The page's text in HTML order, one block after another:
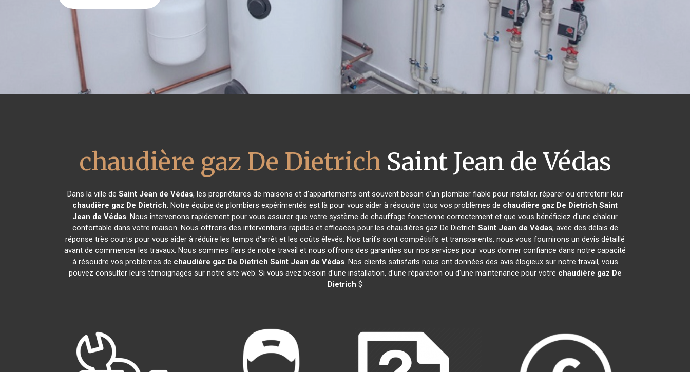
chaudière gaz De Dietrich Saint Jean de Védas
Dans la ville de Saint Jean de Védas, les propriétaires de maisons et d'appartements ont souvent besoin d'un plombier fiable pour installer, réparer ou entretenir leur
chaudière gaz De Dietrich. Notre équipe de plombiers expérimentés est là pour vous aider à résoudre tous vos problèmes de chaudière gaz De Dietrich Saint
Jean de Védas. Nous intervenons rapidement pour vous assurer que votre système de chauffage fonctionne correctement et que vous bénéficiez d'une chaleur
confortable dans votre maison. Nous offrons des interventions rapides et efficaces pour les chaudières gaz De Dietrich Saint Jean de Védas, avec des délais de
réponse très courts pour vous aider à réduire les temps d'arrêt et les coûts élevés. Nos tarifs sont compétitifs et transparents, nous vous fournirons un devis détaillé
avant de commencer les travaux. Nous sommes fiers de notre travail et nous offrons des garanties sur nos services pour vous donner confiance dans notre capacité
à résoudre vos problèmes de chaudière gaz De Dietrich Saint Jean de Védas. Nos clients satisfaits nous ont données des avis élogieux sur notre travail, vous
pouvez consulter leurs témoignages sur notre site web. Si vous avez besoin d'une installation, d'une réparation ou d'une maintenance pour votre chaudière gaz De
Dietrich $